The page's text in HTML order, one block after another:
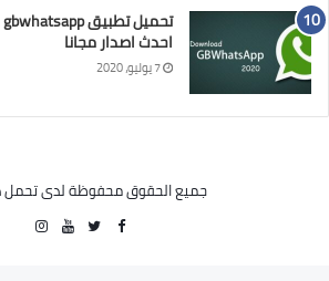
احدث اصدار مجانا
7 يوليو، 2020
جميع الحقوق محفوظة لدى